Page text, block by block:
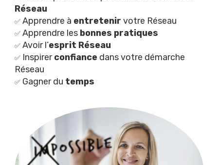
Réseau
✅ Apprendre à entretenir votre Réseau
✅ Apprendre les bonnes pratiques
✅ Avoir l’esprit Réseau
✅ Inspirerconfiance dans votre démarche
Réseau
✅ Gagner du temps